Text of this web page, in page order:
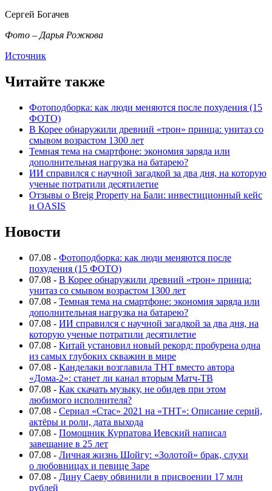
Сергей Богачев
Фото – Дарья Рожкова
Источник
Читайте также
Фотоподборка: как люди меняются после похудения (15
ФОТО)
В Корее обнаружили древний «трон» принца: унитаз со
смывом возрастом 1300 лет
Темная тема на смартфоне: экономия заряда или
дополнительная нагрузка на батарею?
ИИ справился с научной загадкой за два дня, на которую
ученые потратили десятилетие
Отзывы о Breig Property на Бали: инвестиционный кейс
и OASIS
Новости
07.08 - Фотоподборка: как люди меняются после
похудения (15 ФОТО)
07.08 - В Корее обнаружили древний «трон» принца:
унитаз со смывом возрастом 1300 лет
07.08 - Темная тема на смартфоне: экономия заряда или
дополнительная нагрузка на батарею?
07.08 - ИИ справился с научной загадкой за два дня, на
которую ученые потратили десятилетие
07.08 - Китай установил новый рекорд: пробурена одна
из самых глубоких скважин в мире
07.08 - Канделаки возглавила ТНТ вместо автора
«Дома-2»: станет ли канал вторым Матч-ТВ
07.08 - Как скачать музыку, не обидев при этом
любимого исполнителя?
07.08 - Сериал «Стас» 2021 на «ТНТ»: Описание серий,
актёры и роли, дата выхода
07.08 - Помощник Курпатова Иевский написал
завещание в 25 лет
07.08 - Личная жизнь Шойгу: «Золотой» брак, слухи
о любовницах и певице Заре
07.08 - Дину Саеву обвинили в присвоении 17 млн
рублей